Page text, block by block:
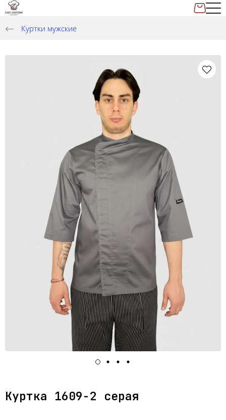
Куртки мужские
Куртка 1609-2 серая